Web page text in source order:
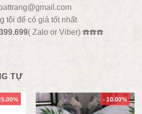
tôi để có giá tốt nhất
( Zalo or Viber) ☎️☎️☎️
TỰ
- 10.00%